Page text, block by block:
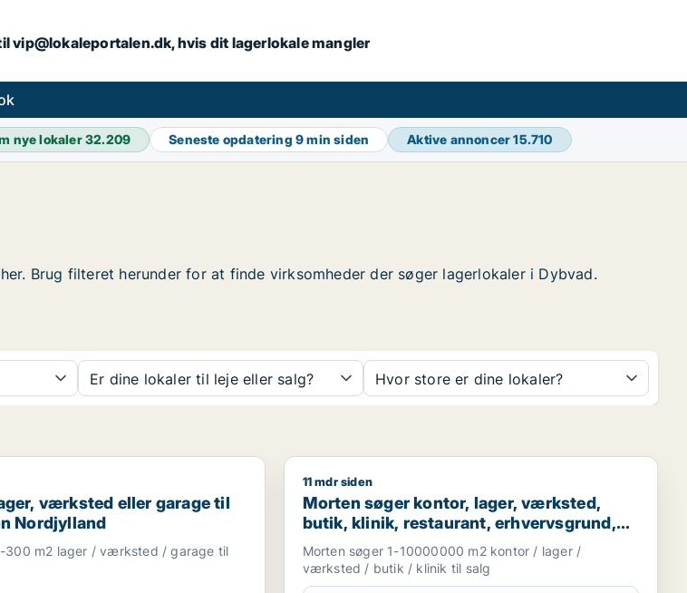
vip@lokaleportalen.dk, hvis dit lagerlokale mangler
nye lokaler32.209 Seneste opdatering9 min siden Aktive annoncer15.710
Brug filteret herunder for at finde virksomheder der søger lagerlokaler i Dybvad.
Er dine lokaler til leje eller salg? Hvor store er dine lokaler?
SV eller Aalborg SØ m.fl.
værksted eller garage til salg i Region Nordjylland
værksted eller garage til
Nordjylland
300 m2 lager / værksted / garage til
Morten søger kontor, lager, værksted, butik, klinik,
11 mdr siden
Morten søger kontor, lager, værksted,
butik, klinik, restaurant, erhvervsgrund,
boligudlejningsejendom, hotel eller
produktionslokaler til salg i Region
Nordjylland
Morten søger 1-10000000 m2 kontor / lager /
værksted / butik / klinik til salg